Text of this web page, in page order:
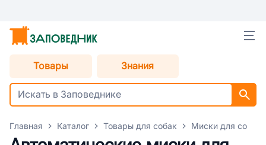
Товары Знания
Главная Каталог Товары для собак Миски для собак